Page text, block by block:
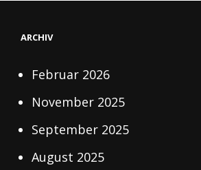
ARCHIV
Februar 2026
November 2025
September 2025
August 2025